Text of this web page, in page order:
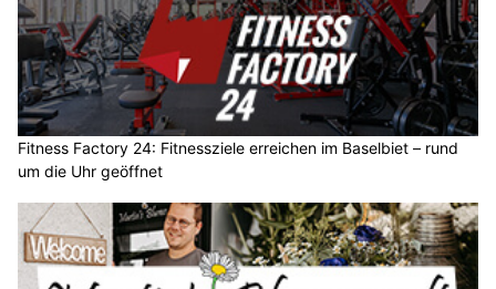
Fitness Factory 24: Fitnessziele erreichen im Baselbiet – rund
um die Uhr geöffnet